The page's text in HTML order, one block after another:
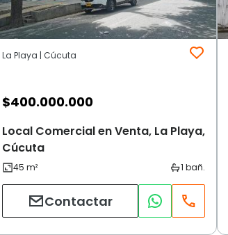
La Playa | Cúcuta
$400.000.000
Local Comercial en Venta, La Playa,
Cúcuta
Contactar